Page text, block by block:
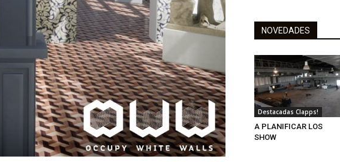
NOVEDADES
Destacadas Clapps!
A PLANIFICAR LOS
SHOW